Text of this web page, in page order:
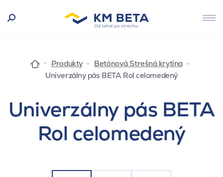
Produkty
Betónová Strešná krytina
Univerzálny pás BETA Rol celomedený
Univerzálny pás BETA
Rol celomedený